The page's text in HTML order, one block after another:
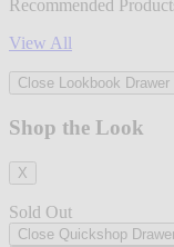
Recommended
View All
Close Lookbook Drawer
Shop the Look
X
Sold Out
Close Quickshop